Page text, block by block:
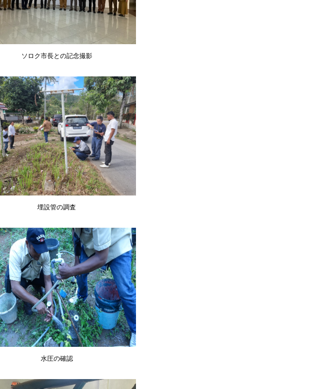
ソロク市長との記念撮影
埋設管の調査
水圧の確認